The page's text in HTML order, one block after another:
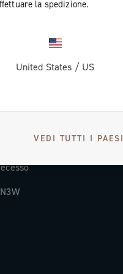
la spedizione.
United States / US
VEDI TUTTI I PAESI
tempi di spedizione